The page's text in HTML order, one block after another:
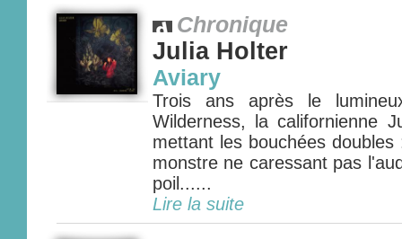
Chronique
Julia Holter
Aviary
Trois ans après le
Wilderness, la californienne
mettant les bouchées
monstre ne caressant pas
poil......
Lire la suite